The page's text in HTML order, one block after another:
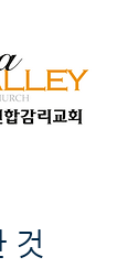
것